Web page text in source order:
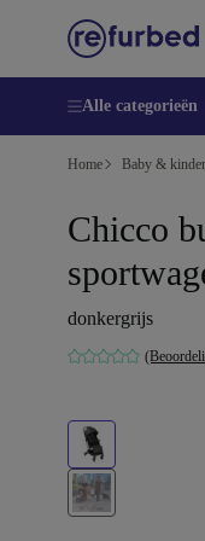
Alle categorieën
Home Baby &
Chicco
donkergrijs